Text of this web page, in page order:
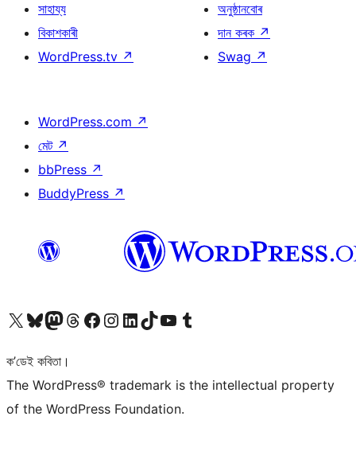
সাহায্য
বিকাশকাৰী
WordPress.tv ↗
অনুষ্ঠানবোৰ
দান কৰক ↗
Swag ↗
WordPress.com ↗
মেট ↗
bbPress ↗
BuddyPress ↗
আমাৰ X (আগৰ Twitter) একাউণ্টলৈ যাওকআমাৰ Bluesky একাউণ্টলৈ যাওকআমাৰ Mastodon একাউণ্টলৈ যাওকআমাৰ Threads একাউণ্টলৈ যাওকআমাৰ Facebook পৃষ্ঠালৈ যাওকআমাৰ Instagram একাউণ্টলৈ যাওকআমাৰ LinkedIn একাউণ্টলৈ যাওকআমাৰ TikTok একাউণ্টলৈ যাওকআমাৰ YouTube চেনেললৈ যাওকআমাৰ Tumblr একাউণ্টলৈ যাওক
ক’ডেই কবিতা।
The WordPress® trademark is the intellectual property
of the WordPress Foundation.